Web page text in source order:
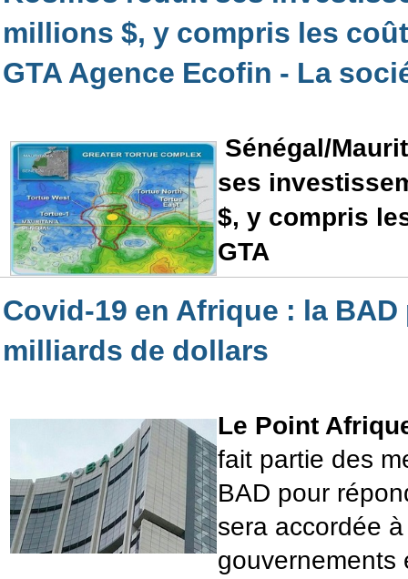
millions $, y compris les
GTA Agence Ecofin - La
Sénégal/
ses
$, y compris
GTA
Covid-19 en Afrique : la BAD
milliards de dollars
Le Point
fait partie des
BAD pour
sera accordée
gouvernements